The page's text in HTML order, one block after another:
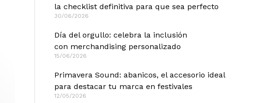
la checklist definitiva para que sea perfecto
30/06/2026
Día del orgullo: celebra la inclusión
con merchandising personalizado
15/06/2026
Primavera Sound: abanicos, el accesorio ideal
para destacar tu marca en festivales
12/05/2026